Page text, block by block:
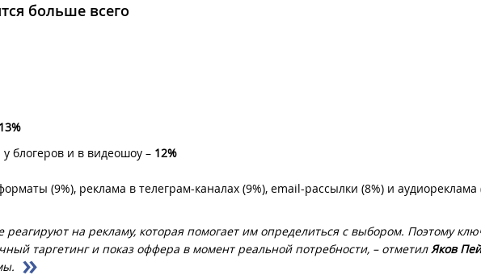
больше всего
13%
блогеров и в видеошоу – 12%
(9%), реклама в телеграм-каналах (9%), email-рассылки (8%) и аудиореклама
реагируют на рекламу, которая помогает им определиться с выбором. Поэтому
таргетинг и показ оффера в момент реальной потребности, – отметил Яков